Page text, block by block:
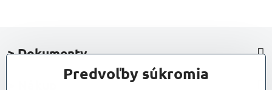
> Dokumenty
Predvoľby súkromia